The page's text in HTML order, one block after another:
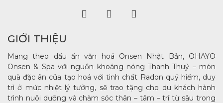
GIỚI THIỆU
Mang theo dấu ấn văn hoá Onsen Nhật Bản, OHAYO
Onsen & Spa với nguồn khoáng nóng Thanh Thuỷ – món
quà đặc ân của tạo hoá với tinh chất Radon quý hiếm, duy
trì ở mức nhiệt lý tưởng, sẽ trao tặng cho du khách hành
trình nuôi dưỡng và chăm sóc thân – tâm – trí từ sâu trong